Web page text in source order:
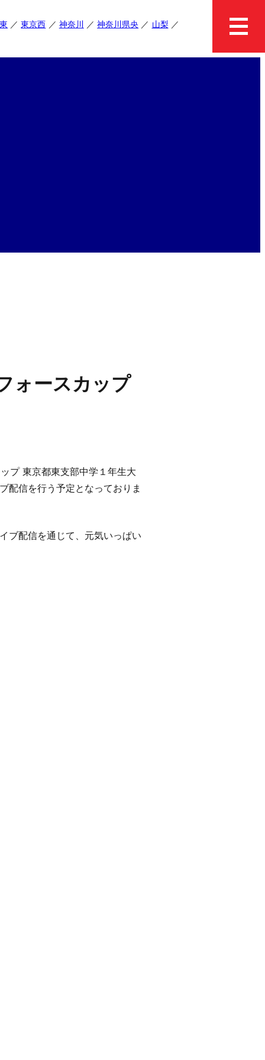
東京西 神奈川 神奈川県央 山梨
ォースカップ
プ 東京都東支部中学１年生大
配信を行う予定となっておりま
ブ配信を通じて、元気いっぱい